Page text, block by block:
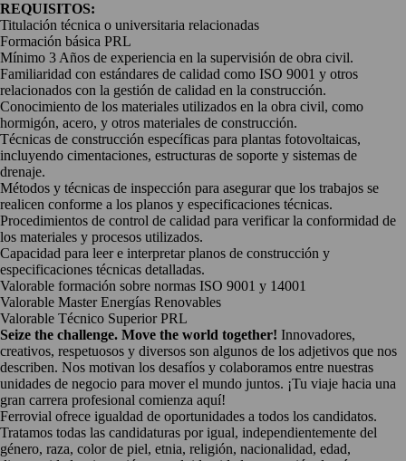
REQUISITOS:
Titulación técnica o universitaria relacionadas
Formación básica PRL
Mínimo 3 Años de experiencia en la supervisión de obra civil.
Familiaridad con estándares de calidad como ISO 9001 y otros
relacionados con la gestión de calidad en la construcción.
Conocimiento de los materiales utilizados en la obra civil, como
hormigón, acero, y otros materiales de construcción.
Técnicas de construcción específicas para plantas fotovoltaicas,
incluyendo cimentaciones, estructuras de soporte y sistemas de
drenaje.
Métodos y técnicas de inspección para asegurar que los trabajos se
realicen conforme a los planos y especificaciones técnicas.
Procedimientos de control de calidad para verificar la conformidad de
los materiales y procesos utilizados.
Capacidad para leer e interpretar planos de construcción y
especificaciones técnicas detalladas.
Valorable formación sobre normas ISO 9001 y 14001
Valorable Master Energías Renovables
Valorable Técnico Superior PRL
Seize the challenge. Move the world together! Innovadores,
creativos, respetuosos y diversos son algunos de los adjetivos que nos
describen. Nos motivan los desafíos y colaboramos entre nuestras
unidades de negocio para mover el mundo juntos. ¡Tu viaje hacia una
gran carrera profesional comienza aquí!
Ferrovial ofrece igualdad de oportunidades a todos los candidatos.
Tratamos todas las candidaturas por igual, independientemente del
género, raza, color de piel, etnia, religión, nacionalidad, edad,